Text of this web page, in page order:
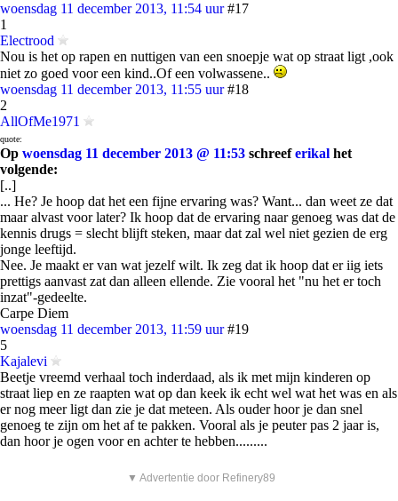
woensdag 11 december 2013, 11:54 uur #17
1
Electrood
Nou is het op rapen en nuttigen van een snoepje wat op straat ligt ,ook
niet zo goed voor een kind..Of een volwassene..
woensdag 11 december 2013, 11:55 uur #18
2
AllOfMe1971
quote:
Op woensdag 11 december 2013 @ 11:53 schreeferikal het
volgende:
[..]
... He? Je hoop dat het een fijne ervaring was? Want... dan weet ze dat
maar alvast voor later? Ik hoop dat de ervaring naar genoeg was dat de
kennis drugs = slecht blijft steken, maar dat zal wel niet gezien de erg
jonge leeftijd.
Nee. Je maakt er van wat jezelf wilt. Ik zeg dat ik hoop dat er iig iets
prettigs aanvast zat dan alleen ellende. Zie vooral het "nu het er toch
inzat"-gedeelte.
Carpe Diem
woensdag 11 december 2013, 11:59 uur #19
5
Kajalevi
Beetje vreemd verhaal toch inderdaad, als ik met mijn kinderen op
straat liep en ze raapten wat op dan keek ik echt wel wat het was en als
er nog meer ligt dan zie je dat meteen. Als ouder hoor je dan snel
genoeg te zijn om het af te pakken. Vooral als je peuter pas 2 jaar is,
dan hoor je ogen voor en achter te hebben.........
▼ Advertentie door Refinery89